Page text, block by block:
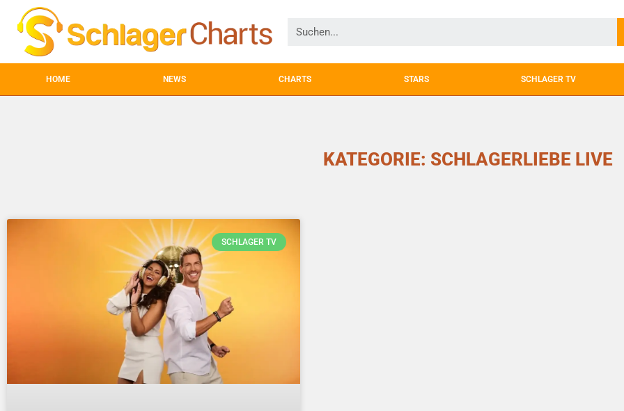
HOME NEWS CHARTS STARS SCHLAGER TV
KATEGORIE: SCHLAGERLIEBE LIVE
SCHLAGER TV